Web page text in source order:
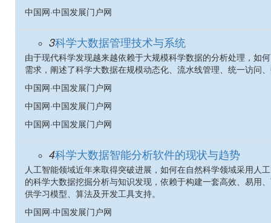
中国网·中国发展门户网
3科学大数据管理技术与系统
由于现代科学发现越来越依赖于大规模科学数据的分析处理，如
需求，阐述了科学大数据在规模动态化、流水线管理、统一访问
中国网·中国发展门户网
中国网·中国发展门户网
中国网·中国发展门户网
4科学大数据智能分析软件的现状与趋势
人工智能领域近年来取得突破进展，如何在自然科学领域采用人
的科学大数据挖掘分析与知识发现，依赖于构建一套高效、易用
供学习模型、算法及开发工具支持。
中国网·中国发展门户网